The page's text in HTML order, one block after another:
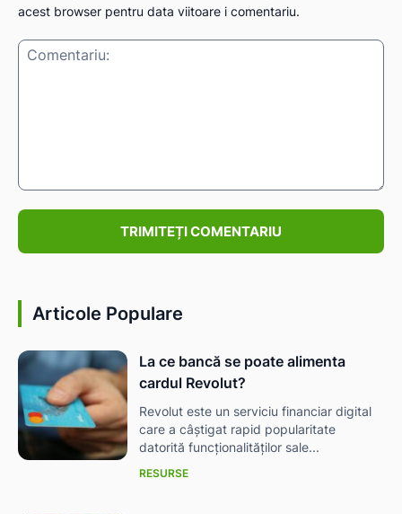
acest browser pentru data viitoare i comentariu.
Articole Populare
La ce bancă se poate alimenta
cardul Revolut?
Revolut este un serviciu financiar digital
care a câștigat rapid popularitate
datorită funcționalităților sale...
RESURSE